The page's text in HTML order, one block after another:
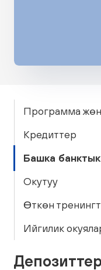
Программа
Кредиттер
Башка
Окутуу
ϴткөн
Ийгилик